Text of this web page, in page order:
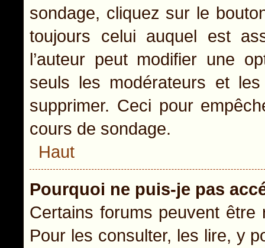
sondage, cliquez sur le
toujours celui auquel est
l’auteur peut modifier une
seuls les modérateurs et
supprimer. Ceci pour
cours de sondage.
Haut
Pourquoi ne puis-je pas
Certains forums peuvent
Pour les consulter, les lire, y